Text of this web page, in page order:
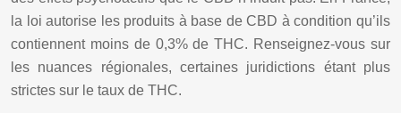
la loi autorise les produits à base de CBD à condition qu’ils
contiennent moins de 0,3% de THC. Renseignez-vous sur
les nuances régionales, certaines juridictions étant plus
strictes sur le taux de THC.